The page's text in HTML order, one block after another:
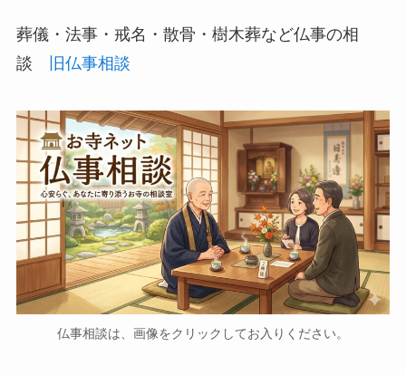
葬儀・法事・戒名・散骨・樹木葬など仏事の相
談
旧仏事相談
仏事相談は、画像をクリックしてお入りください。